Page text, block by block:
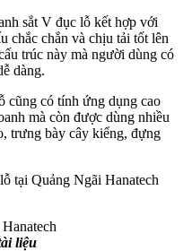
sắt V đục lỗ kết hợp với
chắc chắn và chịu tải tốt lên
trúc này mà người dùng có
dàng.
cũng có tính ứng dụng cao
mà còn được dùng nhiều
trưng bày cây kiểng, đựng
tại Quảng Ngãi Hanatech
liệu